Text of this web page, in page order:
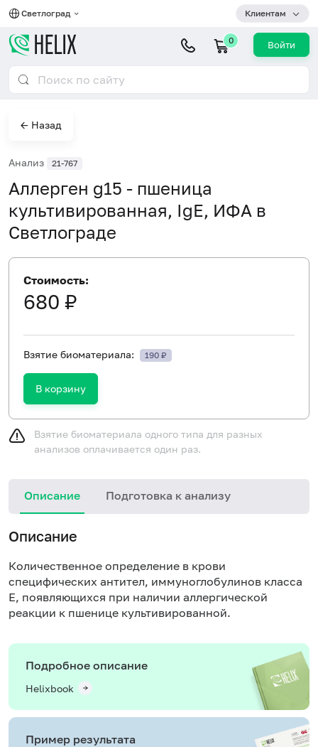
Светлоград Клиентам
0 Войти
← Назад
Анализ 21-767
Аллерген g15 - пшеница
культивированная, IgE, ИФА в
Светлограде
Стоимость:
680 ₽
Взятие биоматериала: 190 ₽
В корзину
Взятие биоматериала одного типа для разных
анализов оплачивается один раз.
Описание Подготовка к анализу
Описание
Количественное определение в крови
специфических антител, иммуноглобулинов класса
E, появляющихся при наличии аллергической
реакции к пшенице культивированной.
Подробное описание
Helixbook
Пример результата